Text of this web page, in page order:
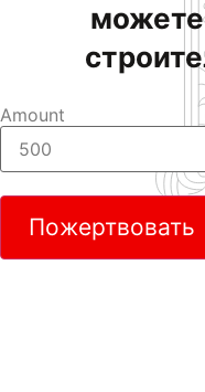
Amount
Пожертвовать